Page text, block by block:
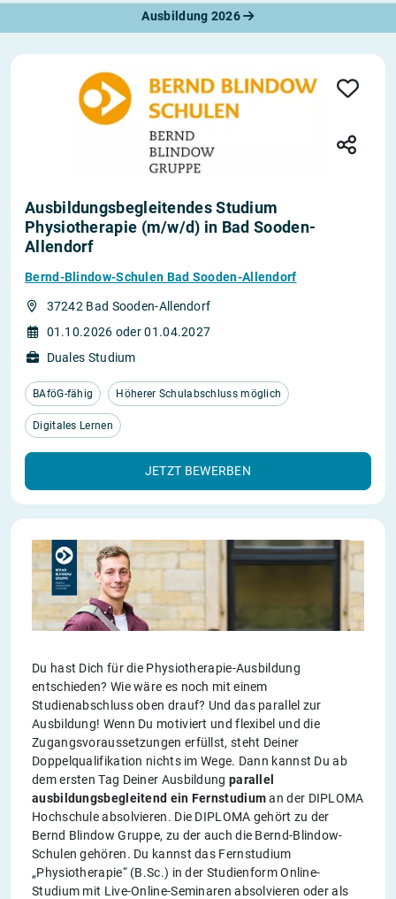
Ausbildung 2026
Ausbildungsbegleitendes Studium
Physiotherapie (m/w/d) in Bad Sooden-
Allendorf
Bernd-Blindow-Schulen Bad Sooden-Allendorf
37242 Bad Sooden-Allendorf
01.10.2026 oder 01.04.2027
Duales Studium
BAföG-fähig Höherer Schulabschluss möglich
Digitales Lernen
JETZT BEWERBEN
Du hast Dich für die Physiotherapie-Ausbildung
entschieden? Wie wäre es noch mit einem
Studienabschluss oben drauf? Und das parallel zur
Ausbildung! Wenn Du motiviert und flexibel und die
Zugangsvoraussetzungen erfüllst, steht Deiner
Doppelqualifikation nichts im Wege. Dann kannst Du ab
dem ersten Tag Deiner Ausbildung parallel
ausbildungsbegleitend ein Fernstudiuman der DIPLOMA
Hochschule absolvieren. Die DIPLOMA gehört zu der
Bernd Blindow Gruppe, zu der auch die Bernd-Blindow-
Schulen gehören. Du kannst das Fernstudium
„Physiotherapie“ (B.Sc.) in der Studienform Online-
Studium mit Live-Online-Seminaren absolvieren oder als